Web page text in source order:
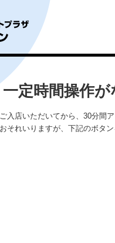
一定時間操作
ご入店いただいてから、30分間
おそれいりますが、下記のボタ